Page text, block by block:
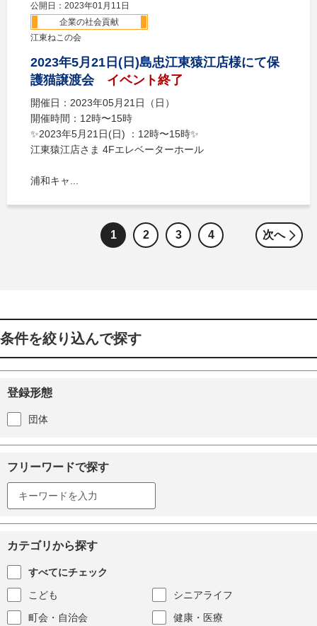
公開日：2023年01月11日
企業の社会貢献
江東ねこの会
2023年5月21日(日)島忠江東猿江店様にて保
護猫譲渡会
イベント終了
開催日：2023年05月21日（日）
開催時間：12時〜15時
✨2023年5月21日(日) ：12時〜15時✨
江東猿江店さま 4Fエレベーターホール
浦和キャ...
1 2 3 4 次へ
条件を絞り込んで探す
登録形態
団体
フリーワードで探す
カテゴリから探す
すべてにチェック
こども
シニアライフ
町会・自治会
健康・医療